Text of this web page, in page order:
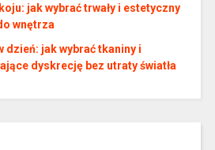
jak wybrać trwały i estetyczny
wnętrza
dzień: jak wybrać tkaniny i
dyskrecję bez utraty światła